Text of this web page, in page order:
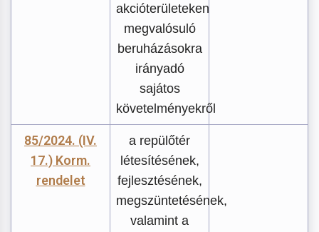
akcióterületeken
megvalósuló
beruházásokra
irányadó
sajátos
követelményekről
85/2024. (IV.
17.) Korm.
rendelet
a repülőtér
létesítésének,
fejlesztésének,
megszüntetésének,
valamint a